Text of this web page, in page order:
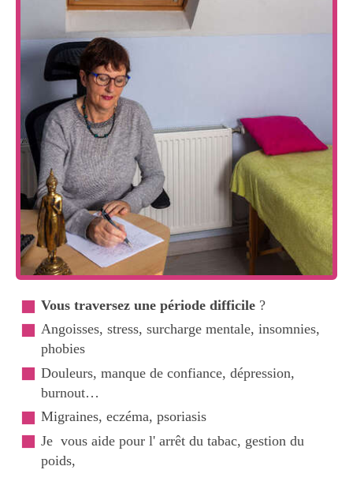
Vous traversez une période difficile ?
Angoisses, stress, surcharge mentale, insomnies,
phobies
Douleurs, manque de confiance, dépression,
burnout…
Migraines, eczéma, psoriasis
Je vous aide pour l' arrêt du tabac, gestion du
poids,